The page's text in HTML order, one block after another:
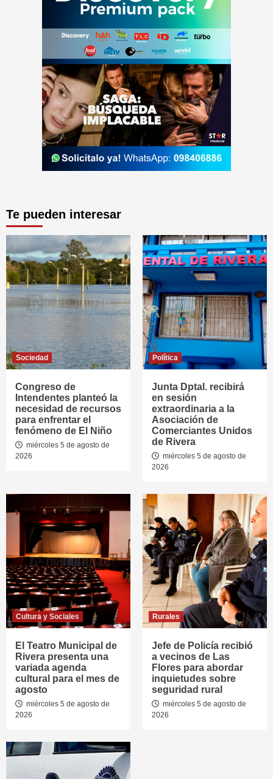
Te pueden interesar
Sociedad
Congreso de
Intendentes planteó la
necesidad de recursos
para enfrentar el
fenómeno de El Niño
miércoles 5 de agosto de
2026
Política
Junta Dptal. recibirá
en sesión
extraordinaria a la
Asociación de
Comerciantes Unidos
de Rivera
miércoles 5 de agosto de
2026
Cultura y Sociales
El Teatro Municipal de
Rivera presenta una
variada agenda
cultural para el mes de
agosto
miércoles 5 de agosto de
2026
Rurales
Jefe de Policía recibió
a vecinos de Las
Flores para abordar
inquietudes sobre
seguridad rural
miércoles 5 de agosto de
2026